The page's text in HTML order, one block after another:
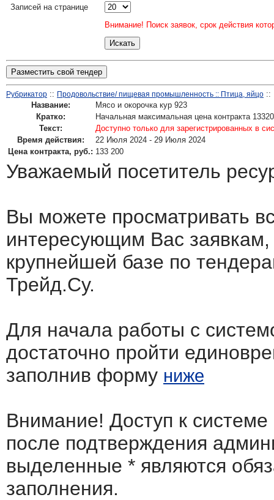
Записей на странице
Внимание! Поиск заявок, срок действия
Разместить свой тендер
Рубрикатор :: Продовольствие/ пищевая промышленность :: Птица, яйцо ::
Название:
Мясо и окорочка кур 923
Кратко:
Начальная максимальная цена контракта
Текст:
Доступно только для зарегистрированных в
Время действия:
22 Июля 2024 - 29 Июля 2024
Цена контракта, руб.: 133 200
Уважаемый посетитель
Вы можете просматривать
интересующим Вас
крупнейшей базе по
Трейд.Су.
Для начала работы с
достаточно пройти
заполнив форму ниже
Внимание! Доступ к
после подтверждения
выделенные * являются
заполнения.